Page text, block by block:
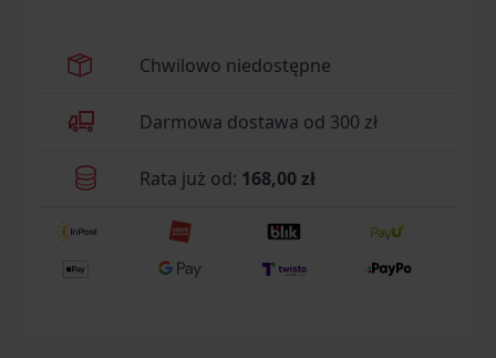
Chwilowo niedostępne
Darmowa dostawa od 300 zł
Rata już od: 168,00 zł